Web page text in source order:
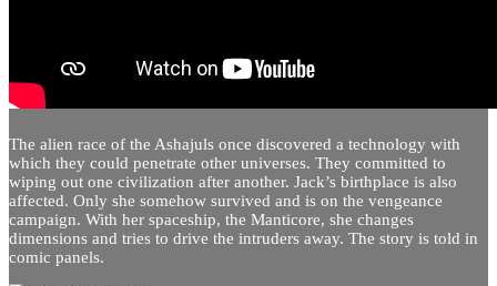
The alien race of the Ashajuls once discovered a technology with
which they could penetrate other universes. They committed to
wiping out one civilization after another. Jack’s birthplace is also
affected. Only she somehow survived and is on the vengeance
campaign. With her spaceship, the Manticore, she changes
dimensions and tries to drive the intruders away. The story is told in
comic panels.